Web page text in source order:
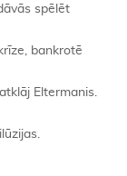
spēlēt
bankrotē
Eltermanis.